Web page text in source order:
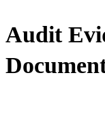
Audit